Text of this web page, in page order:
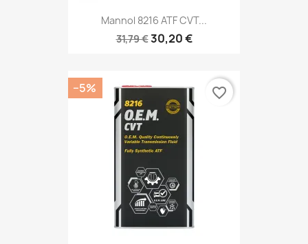
Mannol 8216 ATF CVT...
31,79 €30,20 €
−5% favorite_border